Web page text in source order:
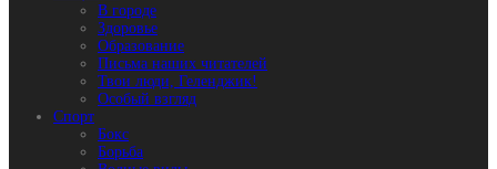
В городе
Здоровье
Образование
Письма наших читателей
Твои люди, Геленджик!
Особый взгляд
Спорт
Бокс
Борьба